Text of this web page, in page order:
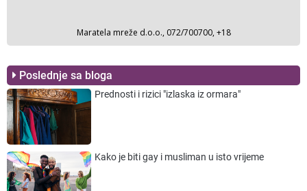
Poslednje sa bloga
Prednosti i rizici "izlaska iz ormara"
Kako je biti gay i musliman u isto vrijeme